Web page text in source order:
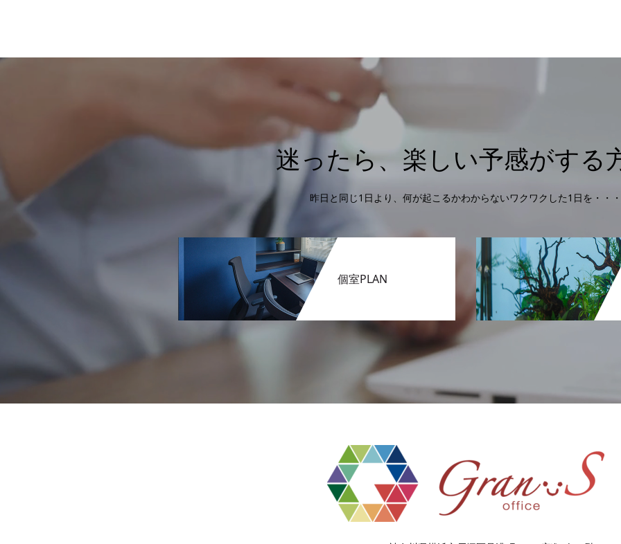
迷ったら、楽しい予感がする
昨日と同じ1日より、何が起こるかわからないワクワクした1日を・・・
個室PLAN